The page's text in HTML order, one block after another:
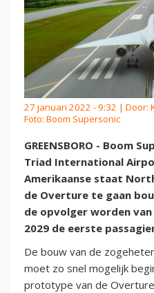
27 januari 2022 - 9:32 | Door:
Foto: Boom Supersonic
GREENSBORO - Boom
Triad International
Amerikaanse staat
de Overture te gaan
de opvolger worden
2029 de eerste
De bouw van de
moet zo snel mogelijk
prototype van de Overture